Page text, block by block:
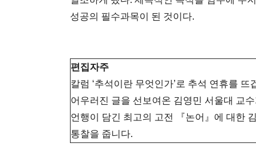
성공의 필수과목이 된 것이다.
편집자주
칼럼 ‘추석이란 무엇인가’로 추석 연휴를
어우러진 글을 선보여온 김영민 서울대 교
언행이 담긴 최고의 고전 『논어』에 대한
통찰을 줍니다.